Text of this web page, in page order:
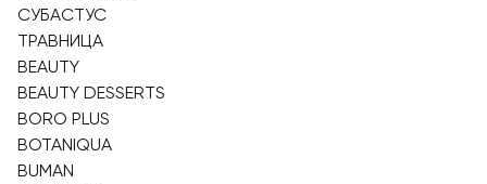
СУБАСТУС
ТРАВНИЦА
BEAUTY
BEAUTY DESSERTS
BORO PLUS
BOTANIQUA
BUMAN